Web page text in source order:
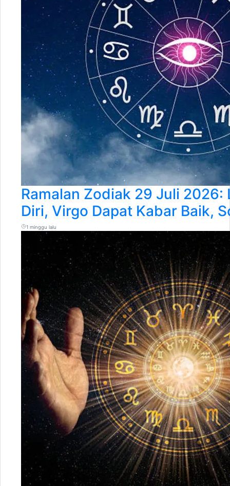
Ramalan Zodiak 29 Juli 2026:
Diri, Virgo Dapat Kabar Baik,
1 minggu lalu